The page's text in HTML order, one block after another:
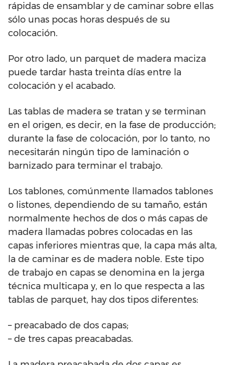
rápidas de ensamblar y de caminar sobre ellas
sólo unas pocas horas después de su
colocación.
Por otro lado, un parquet de madera maciza
puede tardar hasta treinta días entre la
colocación y el acabado.
Las tablas de madera se tratan y se terminan
en el origen, es decir, en la fase de producción;
durante la fase de colocación, por lo tanto, no
necesitarán ningún tipo de laminación o
barnizado para terminar el trabajo.
Los tablones, comúnmente llamados tablones
o listones, dependiendo de su tamaño, están
normalmente hechos de dos o más capas de
madera llamadas pobres colocadas en las
capas inferiores mientras que, la capa más alta,
la de caminar es de madera noble. Este tipo
de trabajo en capas se denomina en la jerga
técnica multicapa y, en lo que respecta a las
tablas de parquet, hay dos tipos diferentes:
– preacabado de dos capas;
– de tres capas preacabadas.